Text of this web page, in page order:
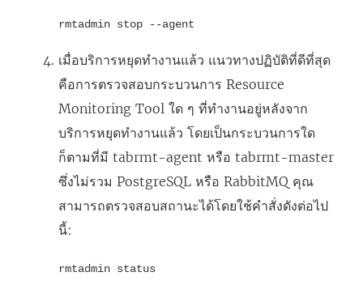
rmtadmin stop --agent
เมื่อบริการหยุดทำงานแล้ว แนวทางปฏิบัติที่ดีที่สุด
คือการตรวจสอบกระบวนการ Resource
Monitoring Tool ใด ๆ ที่ทำงานอยู่หลังจาก
บริการหยุดทำงานแล้ว โดยเป็นกระบวนการใด
ก็ตามที่มี tabrmt-agent หรือ tabrmt-master
ซึ่งไม่รวม PostgreSQL หรือ RabbitMQ คุณ
สามารถตรวจสอบสถานะได้โดยใช้คำสั่งดังต่อไป
นี้:
rmtadmin status